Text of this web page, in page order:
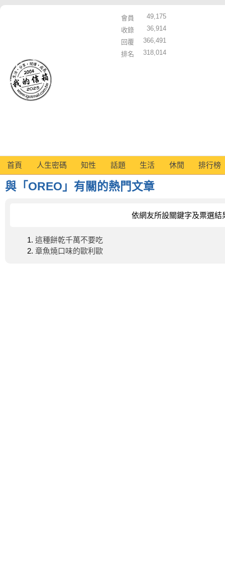
會員
49,175
收錄
36,914
回覆
366,491
排名
318,014
首頁 人生密碼 知性 話題 生活 休閒 排行榜
與「OREO」有關的熱門文章
依網友所設關鍵字及票選結
這種餅乾千萬不要吃
章魚燒口味的歐利歐